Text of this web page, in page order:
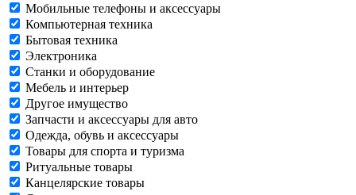
Мобильные телефоны и аксессуары
Компьютерная техника
Бытовая техника
Электроника
Станки и оборудование
Мебель и интерьер
Другое имущество
Запчасти и аксессуары для авто
Одежда, обувь и аксессуары
Товары для спорта и туризма
Ритуальные товары
Канцелярские товары